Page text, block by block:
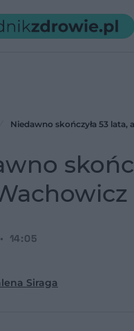
Niedawno skończyła 53 lata,
Siraga
14:05